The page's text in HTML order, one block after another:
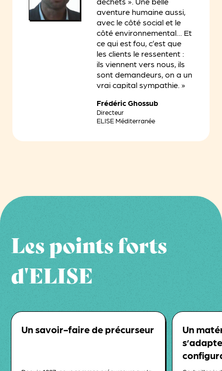
aventure humaine aussi,
avec le côté social et le
côté environnemental… Et
ce qui est fou, c’est que
les clients le ressentent :
ils viennent vers nous, ils
sont demandeurs, on a un
vrai capital sympathie. »
Frédéric Ghossub
Directeur
ELISE Méditerranée
Les points forts
d'ELISE
Un savoir-faire de précurseur
Un